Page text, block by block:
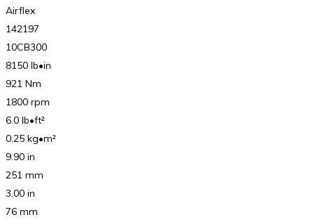
Airflex
142197
10CB300
8150 lb•in
921 Nm
1800 rpm
6.0 lb•ft²
0.25 kg•m²
9.90 in
251 mm
3.00 in
76 mm